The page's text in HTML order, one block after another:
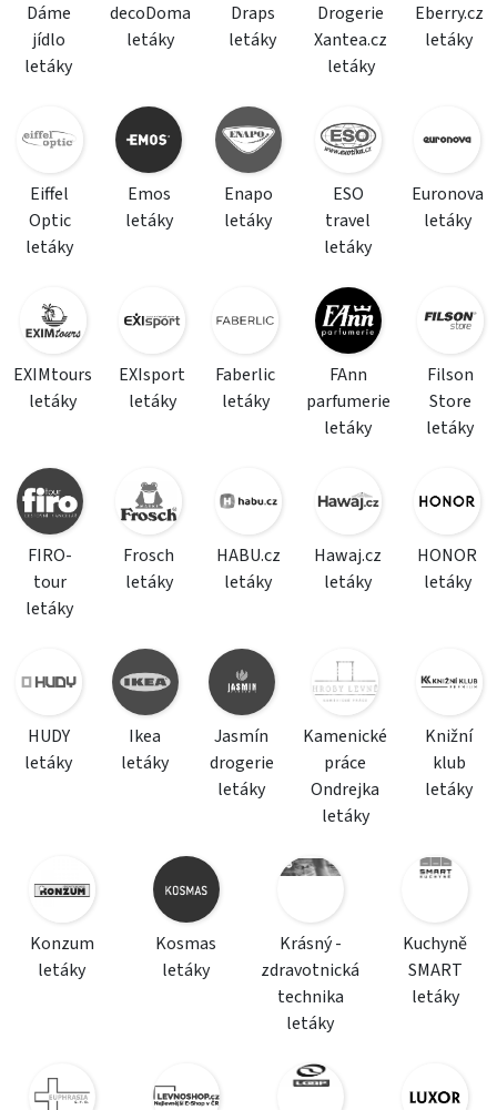
Dáme
jídlo
letáky
decoDoma
letáky
Draps
letáky
Drogerie
Xantea.cz
letáky
Eberry.cz
letáky
Eiffel
Optic
letáky
Emos
letáky
Enapo
letáky
ESO
travel
letáky
Euronova
letáky
EXIMtours
letáky
EXIsport
letáky
Faberlic
letáky
FAnn
parfumerie
letáky
Filson
Store
letáky
FIRO-
tour
letáky
Frosch
letáky
HABU.cz
letáky
Hawaj.cz
letáky
HONOR
letáky
HUDY
letáky
Ikea
letáky
Jasmín
drogerie
letáky
Kamenické
práce
Ondrejka
letáky
Knižní
klub
letáky
Konzum
letáky
Kosmas
letáky
Krásný -
zdravotnická
technika
letáky
Kuchyně
SMART
letáky